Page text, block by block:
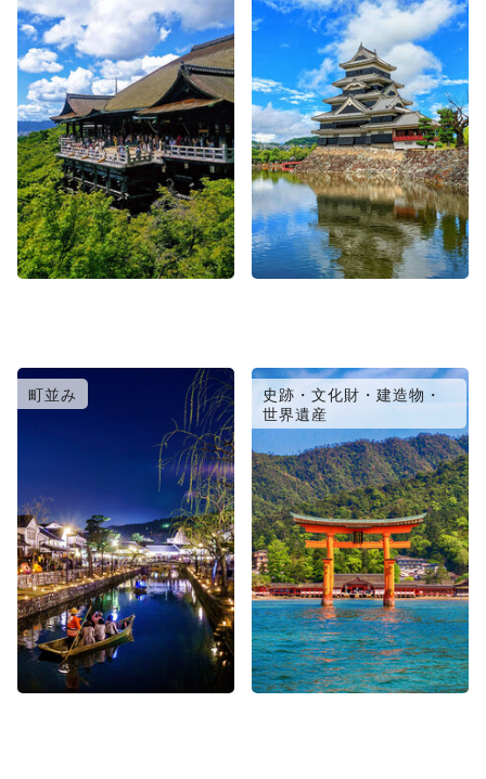
町並み
史跡・文化財・建造物・
世界遺産